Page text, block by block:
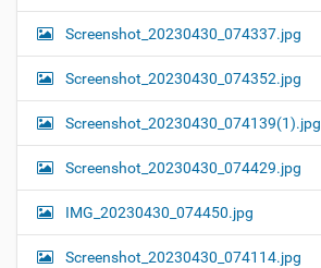
Screenshot_20230430_074337.jpg
Screenshot_20230430_074352.jpg
Screenshot_20230430_074139(1).jpg
Screenshot_20230430_074429.jpg
IMG_20230430_074450.jpg
Screenshot_20230430_074114.jpg